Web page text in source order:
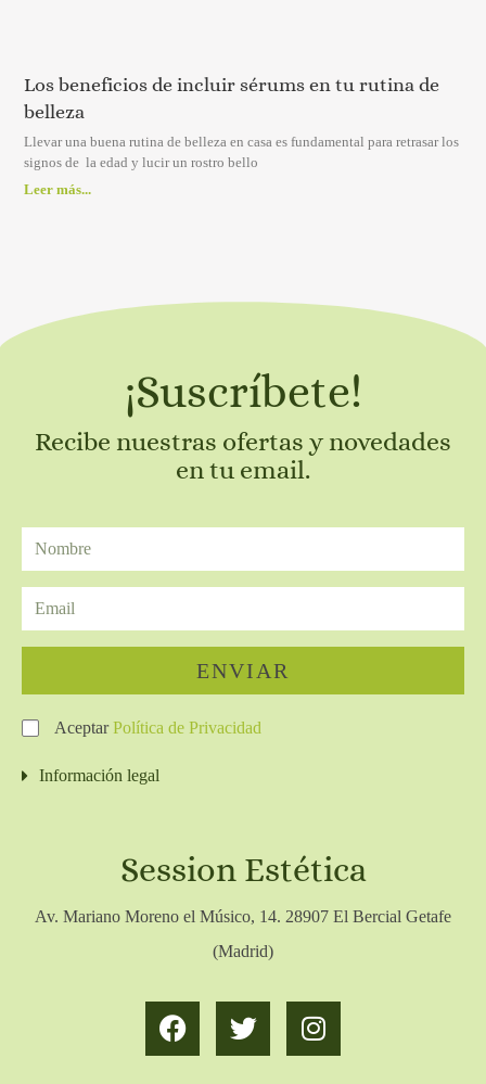
Los beneficios de incluir sérums en tu rutina de
belleza
Llevar una buena rutina de belleza en casa es fundamental para retrasar los
signos de la edad y lucir un rostro bello
Leer más...
¡Suscríbete!
Recibe nuestras ofertas y novedades
en tu email.
AceptarPolítica de Privacidad
ENVIAR
Información legal
Session Estética
Av. Mariano Moreno el Músico, 14. 28907 El Bercial Getafe
(Madrid)